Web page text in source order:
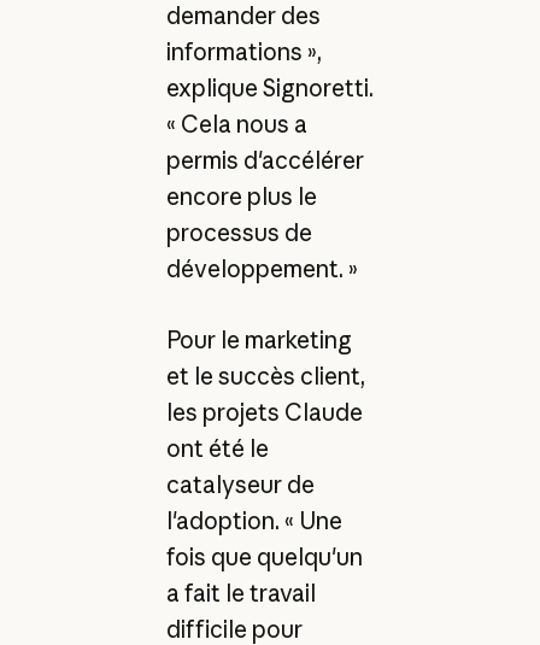
demander des
informations »,
explique Signoretti.
« Cela nous a
permis d'accélérer
encore plus le
processus de
développement. »
Pour le marketing
et le succès client,
les projets Claude
ont été le
catalyseur de
l'adoption. « Une
fois que quelqu'un
a fait le travail
difficile pour